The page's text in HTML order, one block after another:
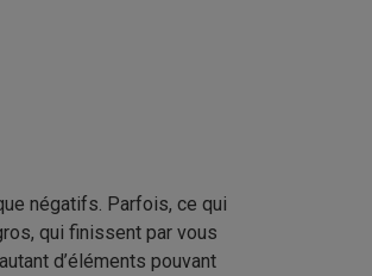
négatifs. Parfois, ce qui
qui finissent par vous
d’éléments pouvant